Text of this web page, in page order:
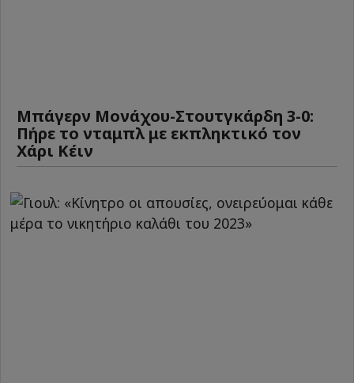
Μπάγερν Μονάχου-Στουτγκάρδη 3-0:
Πήρε το νταμπλ με εκπληκτικό τον
Χάρι Κέιν